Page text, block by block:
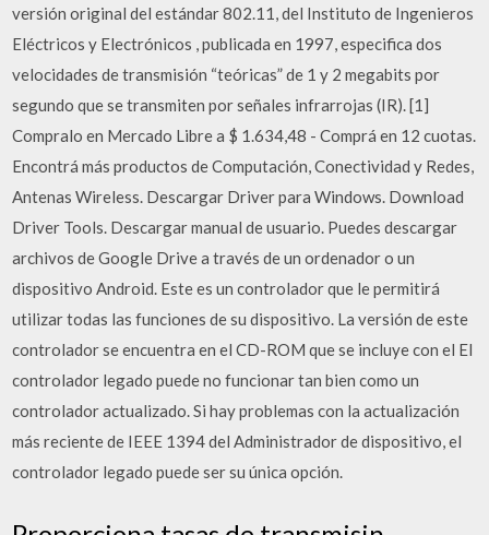
versión original del estándar 802.11, del Instituto de Ingenieros
Eléctricos y Electrónicos , publicada en 1997, especifica dos
velocidades de transmisión “teóricas” de 1 y 2 megabits por
segundo que se transmiten por señales infrarrojas (IR). [1]
Compralo en Mercado Libre a $ 1.634,48 - Comprá en 12 cuotas.
Encontrá más productos de Computación, Conectividad y Redes,
Antenas Wireless. Descargar Driver para Windows. Download
Driver Tools. Descargar manual de usuario. Puedes descargar
archivos de Google Drive a través de un ordenador o un
dispositivo Android. Este es un controlador que le permitirá
utilizar todas las funciones de su dispositivo. La versión de este
controlador se encuentra en el CD-ROM que se incluye con el El
controlador legado puede no funcionar tan bien como un
controlador actualizado. Si hay problemas con la actualización
más reciente de IEEE 1394 del Administrador de dispositivo, el
controlador legado puede ser su única opción.